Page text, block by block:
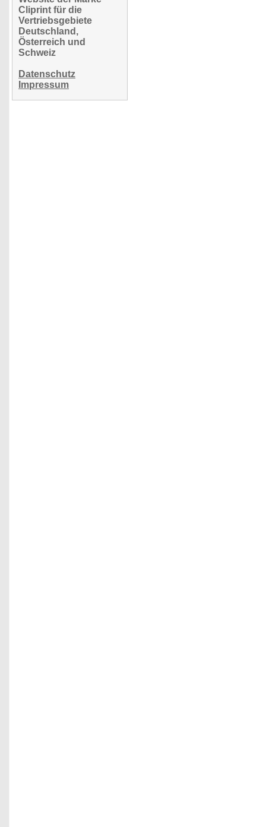
Cliprint für die
Vertriebsgebiete
Deutschland,
Österreich und
Schweiz
Datenschutz
Impressum